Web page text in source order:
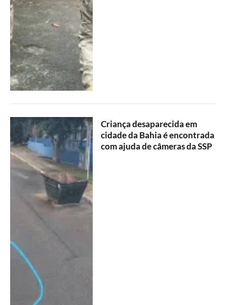
Criança desaparecida em
cidade da Bahia é encontrada
com ajuda de câmeras da SSP